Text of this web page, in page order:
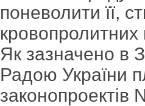
поневолити її,
кровопролитних
Як зазначено в
Радою України
законопроектів